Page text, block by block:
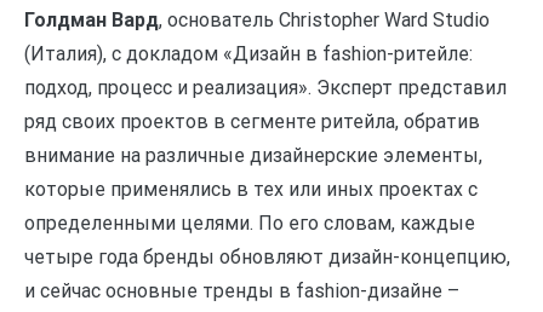
Голдман Вард, основатель Christopher Ward Studio
(Италия), с докладом «Дизайн в fashion-ритейле:
подход, процесс и реализация». Эксперт представил
ряд своих проектов в сегменте ритейла, обратив
внимание на различные дизайнерские элементы,
которые применялись в тех или иных проектах с
определенными целями. По его словам, каждые
четыре года бренды обновляют дизайн-концепцию,
и сейчас основные тренды в fashion-дизайне –